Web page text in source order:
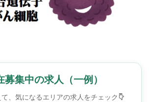
募集中の求人（一例）
、気になるエリアの求人をチェック